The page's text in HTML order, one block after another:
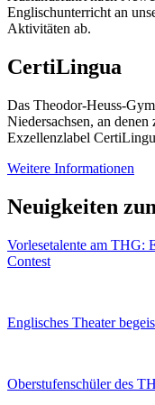
Englischunterricht an
Aktivitäten ab.
CertiLingua
Das Theodor-Heuss-
Niedersachsen, an
Exzellenzlabel
Weitere Informationen
Neuigkeiten
Vorlesetalente am THG:
Contest
Englisches Theater
Oberstufenschüler des